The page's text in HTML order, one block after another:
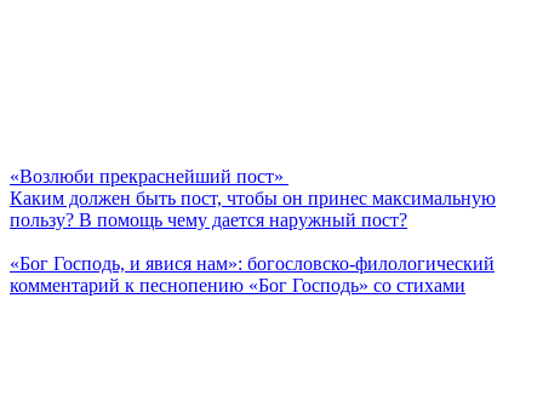
«Возлюби прекраснейший пост»
Каким должен быть пост, чтобы он принес максимальную
пользу? В помощь чему дается наружный пост?
«Бог Господь, и явися нам»: богословско-филологический
комментарий к песнопению «Бог Господь» со стихами